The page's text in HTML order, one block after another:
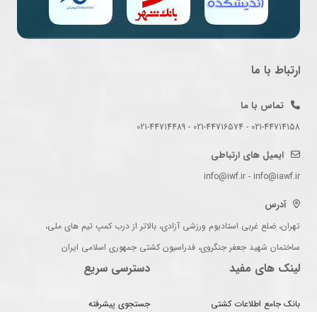
ارتباط با ما
تماس با ما
021-44714158 - 021-44716574 - 021-44714489
ایمیل های ارتباطی
info@iwf.ir - info@iawf.ir
آدرس
تهران، ضلع غربی استادیوم ورزشی آزادی، بالاتر از درب کمپ تیم های ملی،
ساختمان شهید جعفر جنگروی، فدراسیون کشتی جمهوری اسلامی ایران
لینک های مفید
بانک جامع اطلاعات کشتی
دسترسی سریع
جستجوی پیشرفته